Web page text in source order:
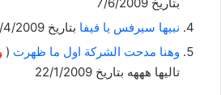
نبيها سيرفس يا فيفا بتاريخ 24/4/2009
وهنا مدحت الشركة اول ما ظهرت (
تاليها هههه بتاريخ 22/1/2009